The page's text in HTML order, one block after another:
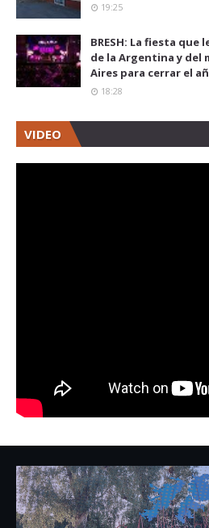
19:25
BRESH: La fiesta
de la Argentina y del
Aires para cerrar el
18:28
VIDEO